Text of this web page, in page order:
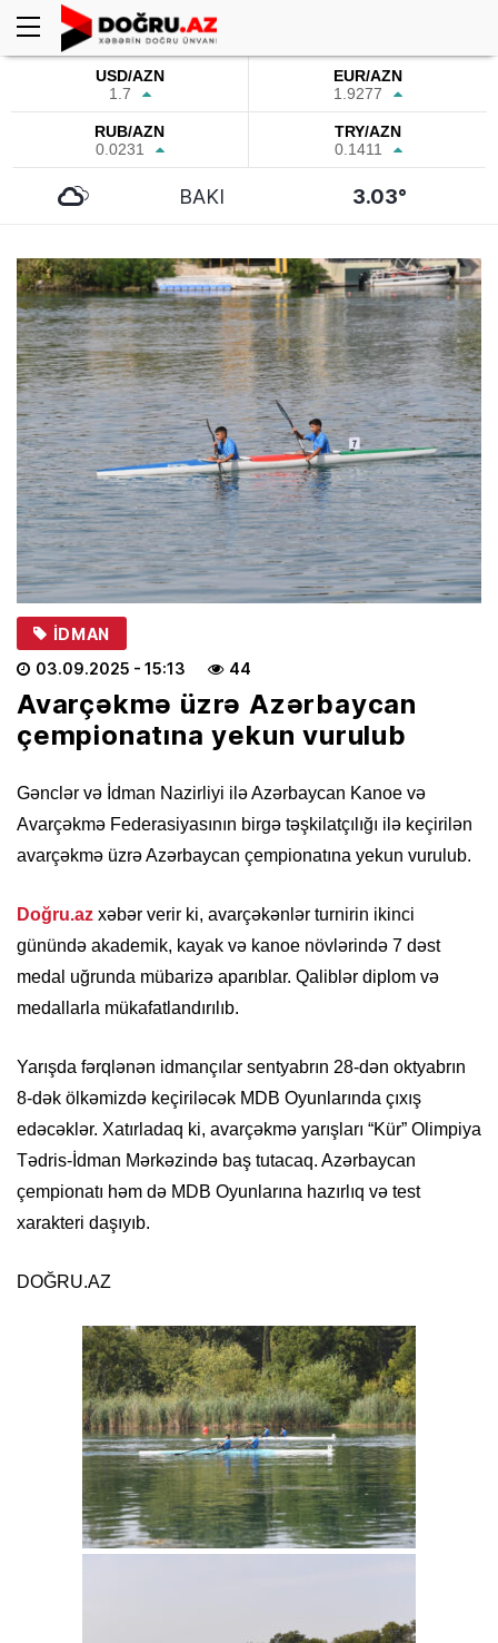
USD/AZN
1.7
EUR/AZN
1.9277
RUB/AZN
0.0231
TRY/AZN
0.1411
BAKI 3.03°
İDMAN
03.09.2025 - 15:13 44
Avarçəkmə üzrə Azərbaycan
çempionatına yekun vurulub
Gənclər və İdman Nazirliyi ilə Azərbaycan Kanoe və
Avarçəkmə Federasiyasının birgə təşkilatçılığı ilə keçirilən
avarçəkmə üzrə Azərbaycan çempionatına yekun vurulub.
Doğru.az xəbər verir ki, avarçəkənlər turnirin ikinci
günündə akademik, kayak və kanoe növlərində 7 dəst
medal uğrunda mübarizə aparıblar. Qaliblər diplom və
medallarla mükafatlandırılıb.
Yarışda fərqlənən idmançılar sentyabrın 28-dən oktyabrın
8-dək ölkəmizdə keçiriləcək MDB Oyunlarında çıxış
edəcəklər. Xatırladaq ki, avarçəkmə yarışları “Kür” Olimpiya
Tədris-İdman Mərkəzində baş tutacaq. Azərbaycan
çempionatı həm də MDB Oyunlarına hazırlıq və test
xarakteri daşıyıb.
DOĞRU.AZ